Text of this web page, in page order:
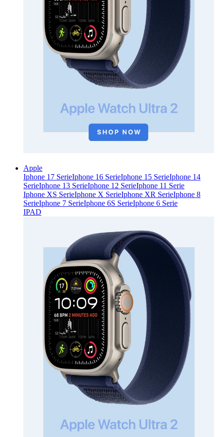
Apple
Iphone 17 SerieIphone 16 SerieIphone 15 SerieIphone 14
SerieIphone 13 SerieIphone 12 SerieIphone 11 Serie
Iphone XS SerieIphone X SerieIphone XR SerieIphone 8
SerieIphone 7 SerieIphone 6S SerieIphone 6 Serie
IPAD